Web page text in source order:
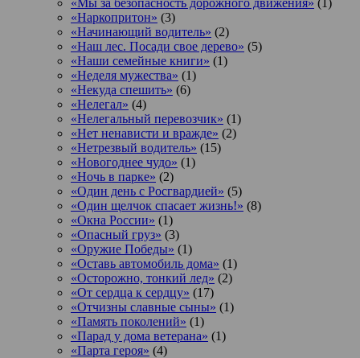
«Наркопритон» (3)
«Начинающий водитель» (2)
«Наш лес. Посади свое дерево» (5)
«Наши семейные книги» (1)
«Неделя мужества» (1)
«Некуда спешить» (6)
«Нелегал» (4)
«Нелегальный перевозчик» (1)
«Нет ненависти и вражде» (2)
«Нетрезвый водитель» (15)
«Новогоднее чудо» (1)
«Ночь в парке» (2)
«Один день с Росгвардией» (5)
«Один щелчок спасает жизнь!» (8)
«Окна России» (1)
«Опасный груз» (3)
«Оружие Победы» (1)
«Оставь автомобиль дома» (1)
«Осторожно, тонкий лед» (2)
«От сердца к сердцу» (17)
«Отчизны славные сыны» (1)
«Память поколений» (1)
«Парад у дома ветерана» (1)
«Парта героя» (4)